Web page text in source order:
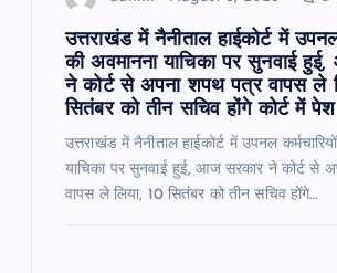
उत्तराखंड में नैनीताल हाईकोर्ट में उपनल
की अवमानना याचिका पर सुनवाई
ने कोर्ट से अपना शपथ पत्र वापस ले
सितंबर को तीन सचिव होंगे कोर्ट में
उत्तराखंड में नैनीताल हाईकोर्ट में उपनल
याचिका पर सुनवाई हुई, आज सरकार ने कोर्ट से
वापस ले लिया, 10 सितंबर को तीन सचिव होंगे…